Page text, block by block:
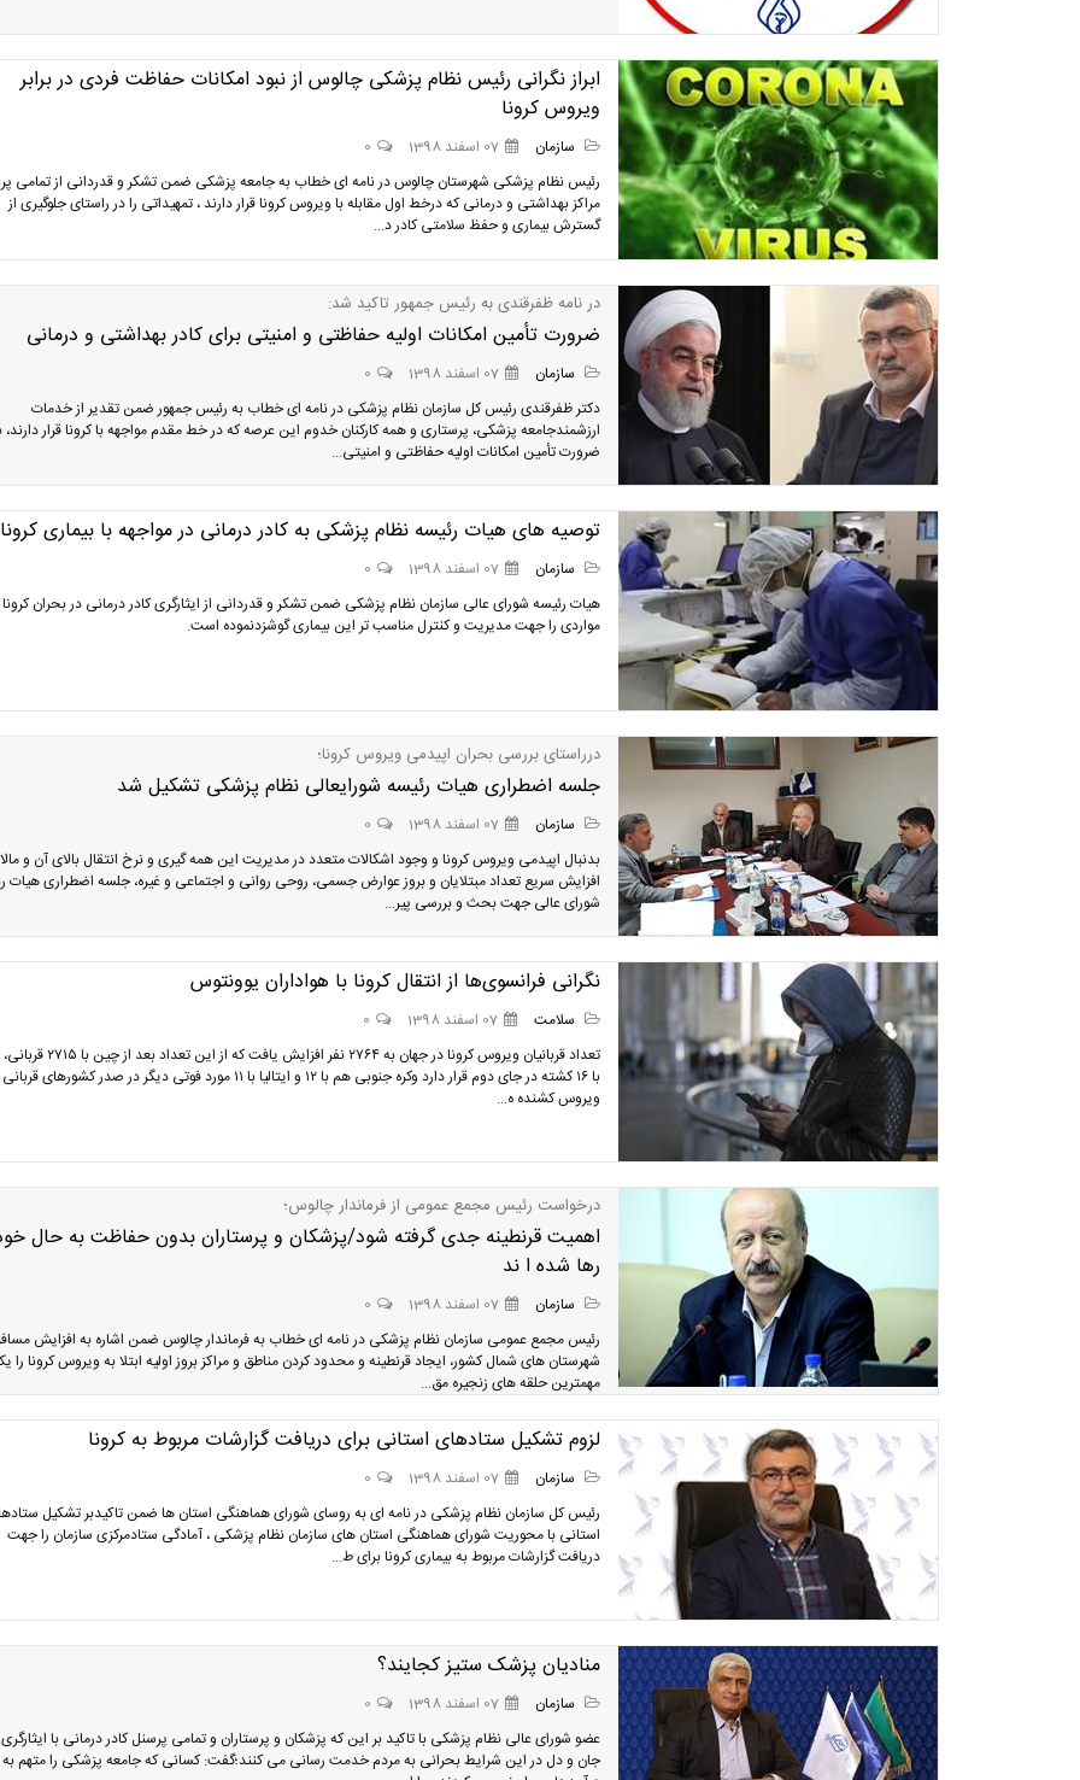
ابراز نگرانی رئیس نظام پزشکی چالوس از نبود امکانات حفاظت فردی در برابر
ویروس کرونا
سازمان 07 اسفند 1398
0
رئیس نظام پزشکی شهرستان چالوس در نامه ای خطاب به جامعه پزشکی ضمن تشکر و قدردانی از تمامی
مراکز بهداشتی و درمانی که درخط اول مقابله با ویروس کرونا قرار دارند ، تمهیداتی را در راستای جلوگیری از
گسترش بیماری و حفظ سلامتی کادر د...
در نامه ظفرقندی به رئیس جمهور تاکید شد:
ضرورت تأمین امکانات اولیه حفاظتی و امنیتی برای کادر بهداشتی و درمانی
سازمان 07 اسفند 1398
0
دکتر ظفرقندی رئیس کل سازمان نظام پزشکی در نامه ای خطاب به رئیس جمهور ضمن تقدیر از خدمات
ارزشمندجامعه پزشکی، پرستاری و همه کارکنان خدوم این عرصه که در خط مقدم مواجهه با کرونا قرار دارند،
ضرورت تأمین امکانات اولیه حفاظتی و امنیتی...
توصیه های هیات رئیسه نظام پزشکی به کادر درمانی در مواجهه با بیماری کرونا
سازمان 07 اسفند 1398
0
هیات رئیسه شورای عالی سازمان نظام پزشکی ضمن تشکر و قدردانی از ایثارگری کادر درمانی در بحران کرونا
مواردی را جهت مدیریت و کنترل مناسب تر این بیماری گوشزدنموده است.
درراستای بررسی بحران اپیدمی ویروس کرونا؛
جلسه اضطراری هیات رئیسه شورایعالی نظام پزشکی تشکیل شد
سازمان 07 اسفند 1398
0
بدنبال اپیدمی ویروس کرونا و وجود اشکالات متعدد در مدیریت این همه گیری و نرخ انتقال بالای آن و مالا
افزایش سریع تعداد مبتلایان و بروز عوارض جسمی، روحی روانی و اجتماعی و غیره، جلسه اضطراری هیات
شورای عالی جهت بحث و بررسی پیر...
نگرانی فرانسوی‌ها از انتقال کرونا با هواداران یوونتوس
سلامت 07 اسفند 1398
0
تعداد قربانیان ویروس کرونا در جهان به ۲۷۶۴ نفر افزایش یافت
با ۱۶ کشته در جای دوم قرار دارد وکره جنوبی هم با ۱۲ و ایتالیا با ۱۱ مورد فوتی دیگر در صدر کشورهای
ویروس کشنده ه...
درخواست رئیس مجمع عمومی از فرماندار چالوس؛
اهمیت قرنطینه جدی گرفته شود/پزشکان و پرستاران بدون حفاظت به حال
رها شده ا ند
سازمان 07 اسفند 1398
0
رئیس مجمع عمومی سازمان نظام پزشکی در نامه ای خطاب به فرماندار چالوس ضمن اشاره به افزایش
شهرستان های شمال کشور، ایجاد قرنطینه و محدود کردن مناطق و مراکز بروز اولیه ابتلا به ویروس کرونا را
مهمترین حلقه های زنجیره مق...
لزوم تشکیل ستادهای استانی برای دریافت گزارشات مربوط به کرونا
سازمان 07 اسفند 1398
0
رئیس کل سازمان نظام پزشکی در نامه ای به روسای شورای هماهنگی استان ها ضمن تاکیدبر تشکیل
استانی با محوریت شورای هماهنگی استان های سازمان نظام پزشکی ، آمادگی ستادمرکزی سازمان را جهت
دریافت گزارشات مربوط به بیماری کرونا برای ط...
منادیان پزشک ستیز کجایند؟
سازمان 07 اسفند 1398
0
عضو شورای عالی نظام پزشکی با تاکید بر این که پزشکان و پرستاران و تمامی پرسنل کادر درمانی با ایثارگری
جان و دل در این شرایط بحرانی به مردم خدمت رسانی می کنند؛گفت: کسانی که جامعه پزشکی را متهم به